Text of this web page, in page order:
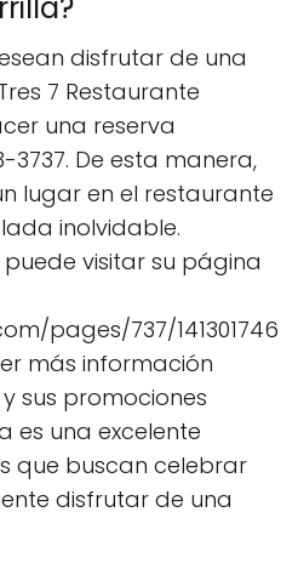
disfrutar de una
7 Restaurante
una reserva
3737. De esta manera,
lugar en el restaurante
inolvidable.
visitar su página
pages/737/141301746
más información
sus promociones
es una excelente
que buscan celebrar
disfrutar de una